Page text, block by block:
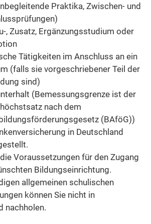
Praktika, Zwischen- und
, Zusatz, Ergänzungsstudium oder
Tätigkeiten im Anschluss an ein
(falls sie vorgeschriebener Teil der
sind)
(Bemessungsgrenze ist der
nach dem
(BAföG))
in Deutschland
Voraussetzungen für den Zugang
Bildungseinrichtung.
allgemeinen schulischen
können Sie nicht in
nachholen.